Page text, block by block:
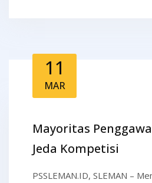
11
MAR
Mayoritas
Jeda Kompetisi
PSSLEMAN.ID, SLEMAN –